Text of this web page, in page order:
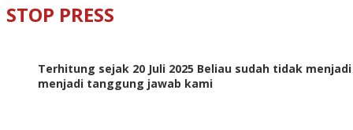
STOP PRESS
Terhitung sejak 20 Juli 2025 Beliau sudah tidak
menjadi tanggung jawab kami